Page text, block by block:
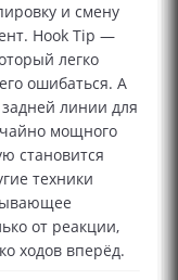
и смену
Hook Tip —
легко
ошибаться. А
линии для
мощного
становится
техники
от реакции,
ходов вперёд.